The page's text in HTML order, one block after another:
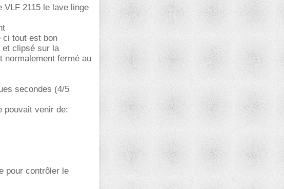
VLF 2115 le lave linge
ci tout est bon
et clipsé sur la
normalement fermé au
secondes (4/5
pouvait venir de:
pour contrôler le